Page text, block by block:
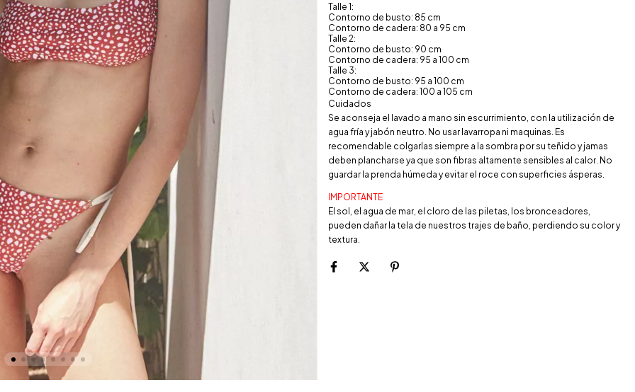
Talle 1:
Contorno de busto: 85 cm
Contorno de cadera: 80 a 95 cm
Talle 2:
Contorno de busto: 90 cm
Contorno de cadera: 95 a 100 cm
Talle 3:
Contorno de busto: 95 a 100 cm
Contorno de cadera: 100 a 105 cm
Cuidados
Se aconseja el lavado a mano sin escurrimiento, con la utilización de
agua fría y jabón neutro. No usar lavarropa ni maquinas. Es
recomendable colgarlas siempre a la sombra por su teñido y jamas
deben plancharse ya que son fibras altamente sensibles al calor. No
guardar la prenda húmeda y evitar el roce con superficies ásperas.
IMPORTANTE
El sol, el agua de mar, el cloro de las piletas, los bronceadores,
pueden dañar la tela de nuestros trajes de baño, perdiendo su color y
textura.